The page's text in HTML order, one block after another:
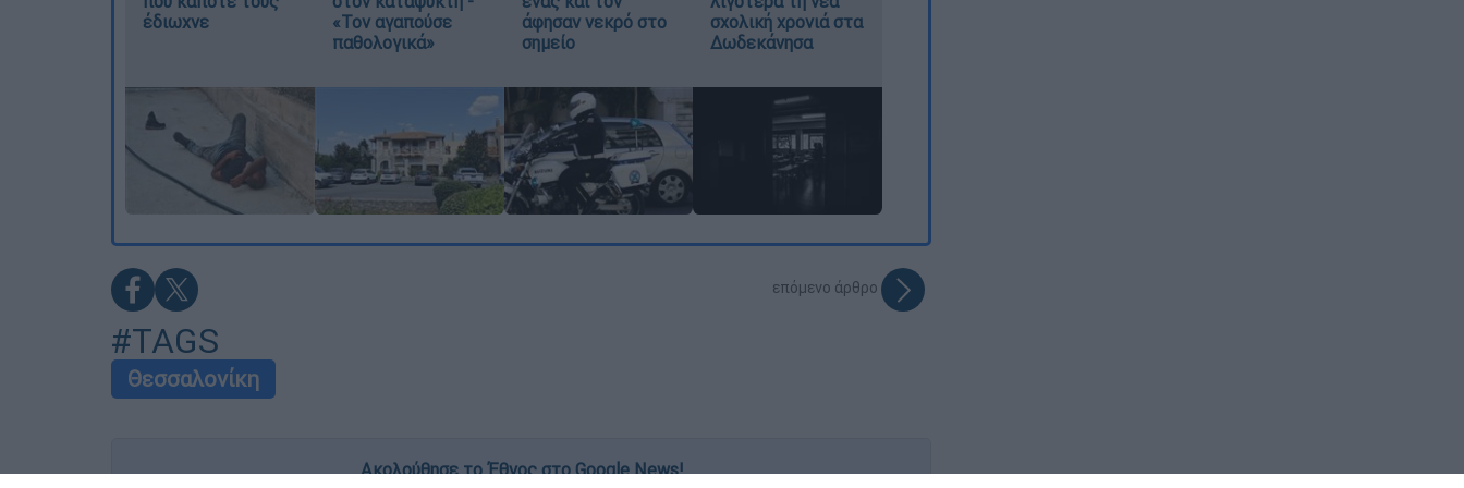
έδιωχνε
«Τον αγαπούσε
παθολογικά»
άφησαν νεκρό στο
σημείο
σχολική χρονιά στα
Δωδεκάνησα
επόμενο άρθρο
#TAGS
Θεσσαλονίκη
Ακολούθησε το Έθνος στο Google News!